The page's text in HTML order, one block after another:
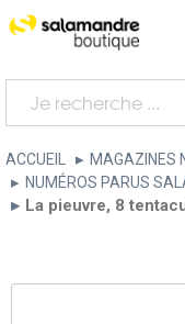
ACCUEIL
MAGAZINES
NUMÉROS PARUS
La pieuvre, 8